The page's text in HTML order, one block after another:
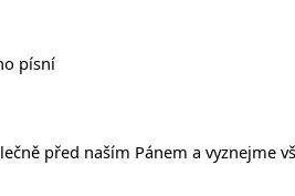
písní
před naším Pánem a vyznejme